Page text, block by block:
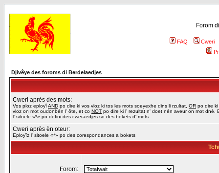
Forom
FAQ
Cweri
Djivêye des foroms di Berdelaedjes
Cweri après des mots:
Vos ploz eployîAND po dire ki vos vloz ki tos les mots soeyexhe dins li rzultat, OR po dire ki
vloz on mot oudonbén l' ôte, et co NOT po dire ki l' rezultat n' doet nén aveur on mot dné.
l' sitoele «*» po defini des cweraedjes so des bokets d' mots
Cweri après èn oteur:
Eployîz l' sitoele «*» po des corespondances a bokets
Forom: